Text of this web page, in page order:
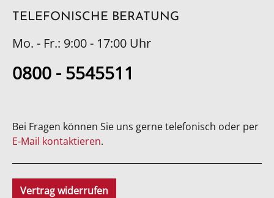
TELEFONISCHE BERATUNG
Mo. - Fr.: 9:00 - 17:00 Uhr
0800 - 5545511
Bei Fragen können Sie uns gerne telefonisch oder per
E-Mail kontaktieren.
Vertrag widerrufen